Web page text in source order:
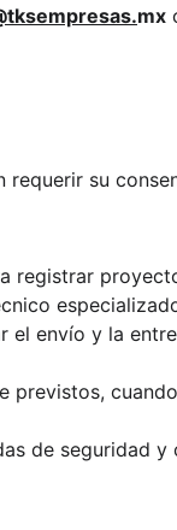
mx
requerir su
registrar
el envío y la
previstos,
de seguridad